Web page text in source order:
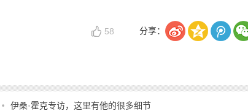
58
分享：
伊桑·霍克专访，这里有他的很多细节